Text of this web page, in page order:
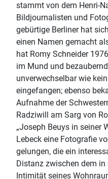
stammt von dem Henri-
Bildjournalisten und
gebürtige Berliner hat
einen Namen gemacht
hat Romy Schneider
im Mund und
unverwechselbar wie
eingefangen; ebenso
Aufnahme der
Radziwill am Sarg von
„Joseph Beuys in seiner
Lebeck eine Fotografie
gelungen, die ein
Distanz zwischen dem in
Intimität seines